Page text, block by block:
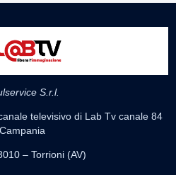
S.r.l.
televisivo di Lab Tv canale 84
– Torrioni (AV)